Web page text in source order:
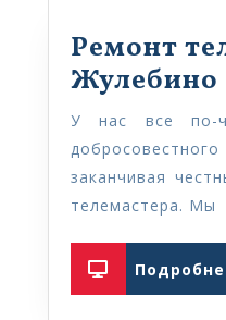
Ремонт
Жулебино
У нас все по-
заканчивая
телемастера. Мы